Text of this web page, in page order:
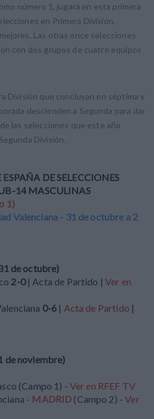
número 1, jugará en esta primera
en Primera División,
Las otras once selecciones
con dos grupos de cuatro equipos
División que concluyan en séptima y
descienden a Segunda para dar
las selecciones que este año
División.
DE SELECCIONES
14 MASCULINAS
1)
Valenciana - 31 de octubre a 2
de octubre)
2-0| Acta de Partido |Ver en
0-6 | Acta de Partido |
de noviembre)
(Campo 1) - Ver en RFEF TV
- MADRID (Campo 2) -Ver